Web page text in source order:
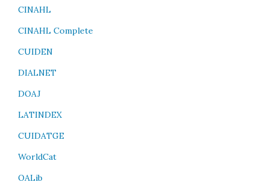
CINAHL
CINAHL Complete
CUIDEN
DIALNET
DOAJ
LATINDEX
CUIDATGE
WorldCat
OALib